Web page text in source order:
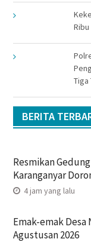
Tiga
BERITA
Resmikan
Karanganyar
4 jam yang lalu
Emak-emak
Agustusan 2026